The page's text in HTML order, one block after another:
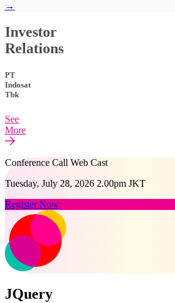
→
Investor
Relations
PT
Indosat
Tbk
See
More
Conference Call Web Cast
Tuesday, July 28, 2026 2.00pm JKT
Register Now
JQuery